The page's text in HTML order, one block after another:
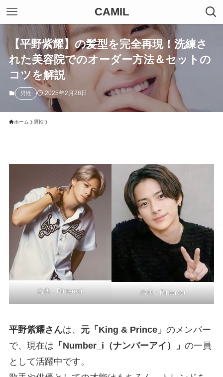
CAMIL
【平野紫耀】の髪型を完全再現！洗練さ
れた美容院でのオーダー方法＆セットの
コツを解説
男性 2025年2月28日
ホーム 男性
出典：Pinterest 出典： Pinterest
平野紫耀さんは、 元「King & Prince」 のメンバー
で、現在は 「Number_i（ナンバーアイ）」 の一員
として活躍中です。